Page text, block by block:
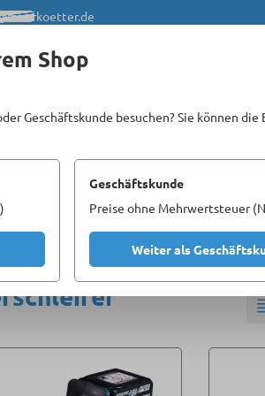
Homepages
Shop
Geschäftskunde besuchen? Sie können die
Geschäftskunde
Preise ohne Mehrwertsteuer
Weiter als